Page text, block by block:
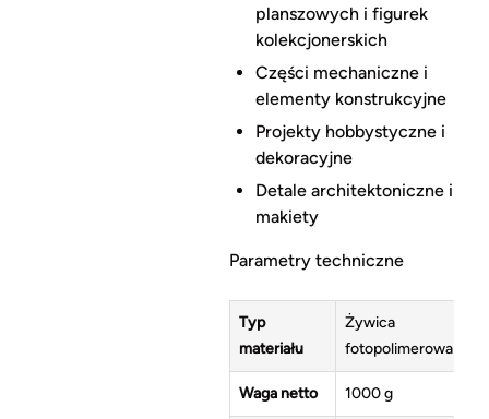
planszowych i figurek
kolekcjonerskich
Części mechaniczne i
elementy konstrukcyjne
Projekty hobbystyczne i
dekoracyjne
Detale architektoniczne i
makiety
Parametry techniczne
Typ
materiału
Żywica
fotopolimerowa
Waga netto 1000 g